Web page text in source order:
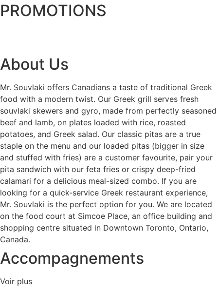
PROMOTIONS
About Us
Mr. Souvlaki offers Canadians a taste of traditional Greek
food with a modern twist. Our Greek grill serves fresh
souvlaki skewers and gyro, made from perfectly seasoned
beef and lamb, on plates loaded with rice, roasted
potatoes, and Greek salad. Our classic pitas are a true
staple on the menu and our loaded pitas (bigger in size
and stuffed with fries) are a customer favourite, pair your
pita sandwich with our feta fries or crispy deep-fried
calamari for a delicious meal-sized combo. If you are
looking for a quick-service Greek restaurant experience,
Mr. Souvlaki is the perfect option for you. We are located
on the food court at Simcoe Place, an office building and
shopping centre situated in Downtown Toronto, Ontario,
Canada.
Accompagnements
Voir plus